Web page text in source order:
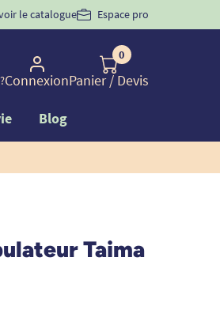
d'incontinence
le catalogue Espace pro
Connexion
0
Panier/ Devis
Blog
Taima